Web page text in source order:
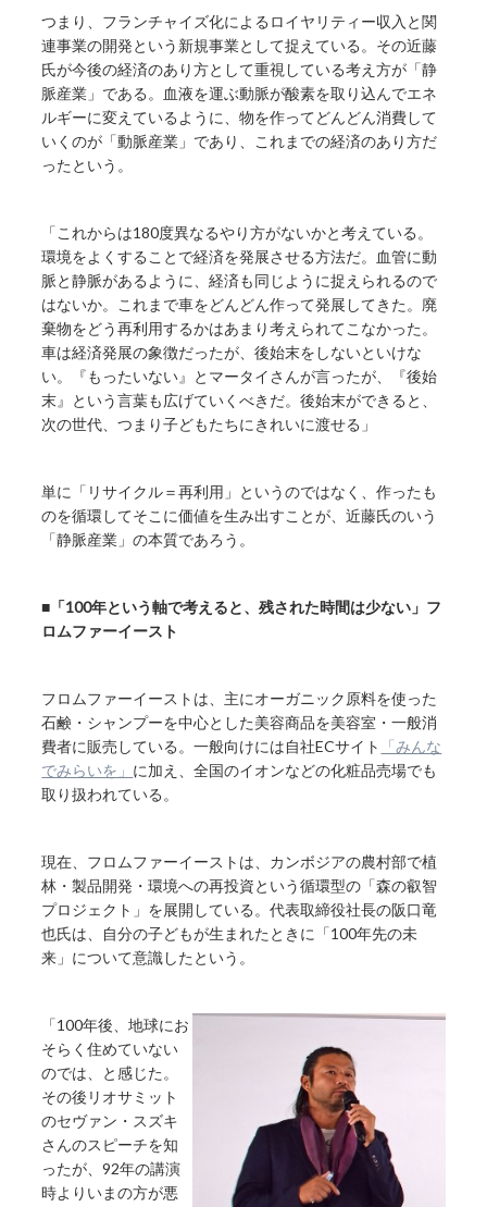
つまり、フランチャイズ化によるロイヤリティー収入と関
連事業の開発という新規事業として捉えている。その近藤
氏が今後の経済のあり方として重視している考え方が「静
脈産業」である。血液を運ぶ動脈が酸素を取り込んでエネ
ルギーに変えているように、物を作ってどんどん消費して
いくのが「動脈産業」であり、これまでの経済のあり方だ
ったという。
「これからは180度異なるやり方がないかと考えている。
環境をよくすることで経済を発展させる方法だ。血管に動
脈と静脈があるように、経済も同じように捉えられるので
はないか。これまで車をどんどん作って発展してきた。廃
棄物をどう再利用するかはあまり考えられてこなかった。
車は経済発展の象徴だったが、後始末をしないといけな
い。『もったいない』とマータイさんが言ったが、『後始
末』という言葉も広げていくべきだ。後始末ができると、
次の世代、つまり子どもたちにきれいに渡せる」
単に「リサイクル＝再利用」というのではなく、作ったも
のを循環してそこに価値を生み出すことが、近藤氏のいう
「静脈産業」の本質であろう。
■「100年という軸で考えると、残された時間は少ない」フ
ロムファーイースト
フロムファーイーストは、主にオーガニック原料を使った
石鹸・シャンプーを中心とした美容商品を美容室・一般消
費者に販売している。一般向けには自社ECサイト
「みんな
でみらいを」 に加え、全国のイオンなどの化粧品売場でも
取り扱われている。
現在、フロムファーイーストは、カンボジアの農村部で植
林・製品開発・環境への再投資という循環型の「森の叡智
プロジェクト」を展開している。代表取締役社長の阪口竜
也氏は、自分の子どもが生まれたときに「100年先の未
来」について意識したという。
「100年後、地球にお
そらく住めていない
のでは、と感じた。
その後リオサミット
のセヴァン・スズキ
さんのスピーチを知
ったが、92年の講演
時よりいまの方が悪